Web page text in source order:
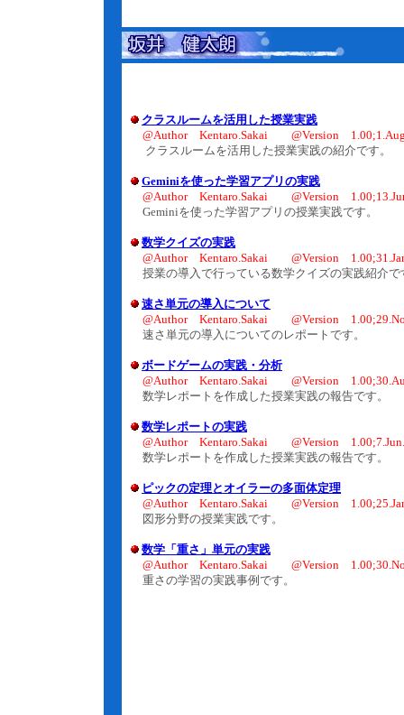
クラスルームを活用した授業実践
@Author Kentaro.Sakai @Version
クラスルームを活用した授業実践の紹介です。
Geminiを使った学習アプリの実践
@Author Kentaro.Sakai @Version
Geminiを使った学習アプリの授業実践です。
数学クイズの実践
@Author Kentaro.Sakai @Version
授業の導入で行っている数学クイズの実践紹介で
速さ単元の導入について
@Author Kentaro.Sakai @Version
速さ単元の導入についてのレポートです。
ボードゲームの実践・分析
@Author Kentaro.Sakai @Version
数学レポートを作成した授業実践の報告です。
数学レポートの実践
@Author Kentaro.Sakai @Version
数学レポートを作成した授業実践の報告です。
ピックの定理とオイラーの多面体定理
@Author Kentaro.Sakai @Version
図形分野の授業実践です。
数学「重さ」単元の実践
@Author Kentaro.Sakai @Version
重さの学習の実践事例です。